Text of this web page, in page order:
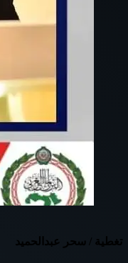
تغطية / سحر عبدالحميد